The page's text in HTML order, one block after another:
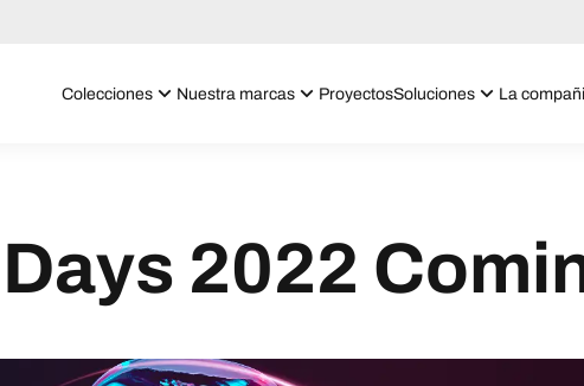
Colecciones Nuestra marcas ProyectosSoluciones La
2022